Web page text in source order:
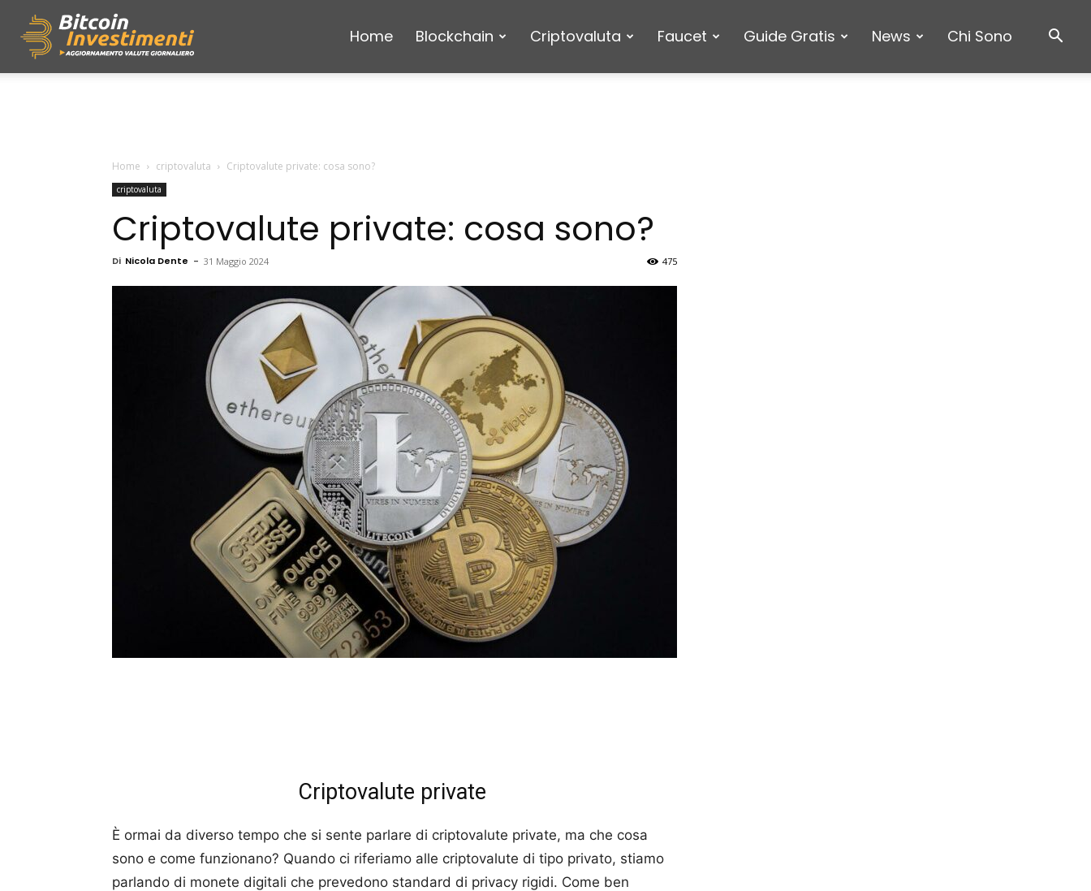
Home Blockchain Criptovaluta Faucet Guide Gratis News Chi Sono
Home criptovaluta Criptovalute private: cosa sono?
criptovaluta
Criptovalute private: cosa sono?
Di Nicola Dente - 31 Maggio 2024 475
Criptovalute private
È ormai da diverso tempo che si sente parlare di criptovalute private, ma che cosa
sono e come funzionano? Quando ci riferiamo alle criptovalute di tipo privato, stiamo
parlando di monete digitali che prevedono standard di privacy rigidi. Come ben